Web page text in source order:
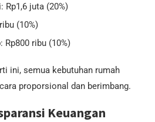
Rp1,6 juta (20%)
(10%)
Rp800 ribu (10%)
ini, semua kebutuhan rumah
proporsional dan berimbang.
Keuangan